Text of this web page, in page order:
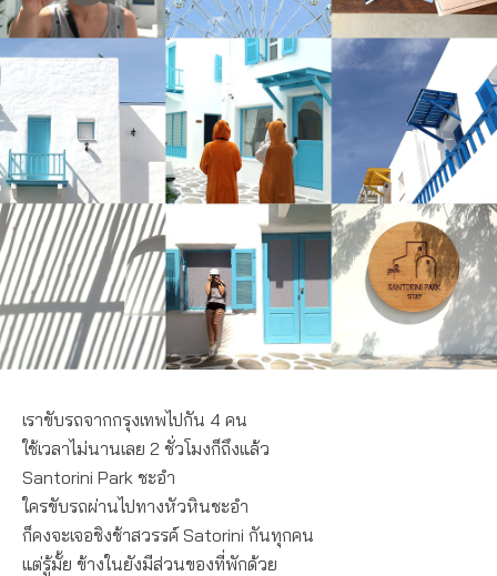
เราขับรถจากกรุงเทพไปกัน 4 คน
ใช้เวลาไม่นานเลย 2 ชั่วโมงก็ถึงแล้ว
Santorini Park ชะอำ
ใครขับรถผ่านไปทางหัวหินชะอำ
ก็คงจะเจอชิงช้าสวรรค์ Satorini กันทุกคน
แต่รู้มั้ย ข้างในยังมีส่วนของที่พักด้วย